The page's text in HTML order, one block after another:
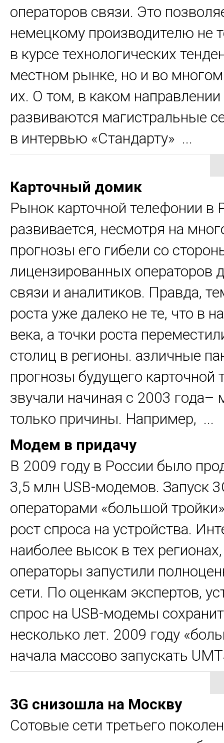
операторов связи. Это
немецкому производителю не
в курсе технологических
местном рынке, но и во
их. О том, в каком направлении
развиваются магистральные
в интервью «Стандарту» ...
Карточный домик
Рынок карточной телефонии в
развивается, несмотря на
прогнозы его гибели со
лицензированных операторов
связи и аналитиков. Правда,
роста уже далеко не те, что в
века, а точки роста
столиц в регионы. азличные
прогнозы будущего карточной
звучали начиная с 2003 года–
только причины. Например, ...
Модем в придачу
В 2009 году в России было
3,5 млн USB-модемов. Запуск
операторами «большой
рост спроса на устройства.
наиболее высок в тех
операторы запустили
сети. По оценкам экспертов,
спрос на USB-модемы
несколько лет. 2009 году
начала массово запускать
3G снизошла на Москву
Сотовые сети третьего